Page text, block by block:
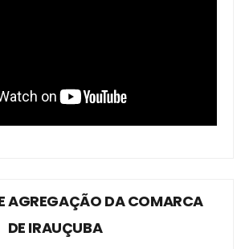
AGREGAÇÃO DA COMARCA
DE IRAUÇUBA